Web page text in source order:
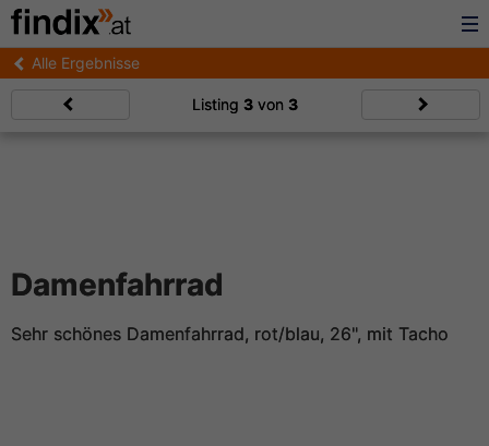
Alle Ergebnisse
Listing 3von 3
Damenfahrrad
Sehr schönes Damenfahrrad, rot/blau, 26", mit Tacho